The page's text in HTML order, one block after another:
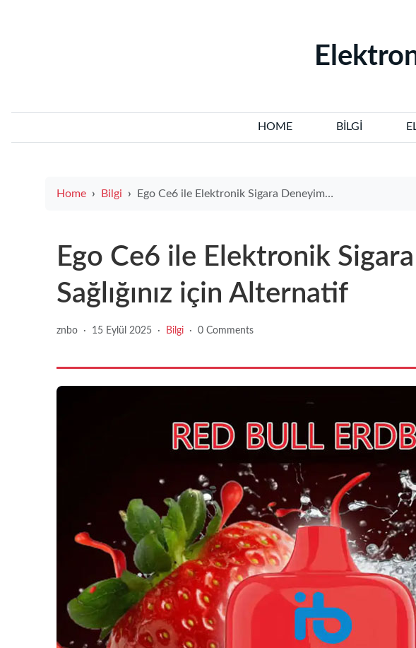
HOME BILGI
Home Bilgi Ego Ce6 ile Elektronik Sigara Deneyimi: Sağlığınız için Alternatif
Ego Ce6 ile Elektronik
Sağlığınız için Alternatif
znbo · 15 Eylül 2025 · Bilgi · 0 Comments